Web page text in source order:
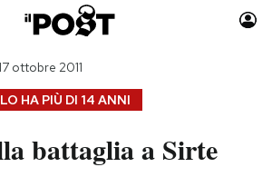
Auto
Moda
HA PIÙ DI 14 ANNI
ottobre 2011
battaglia a Sirte